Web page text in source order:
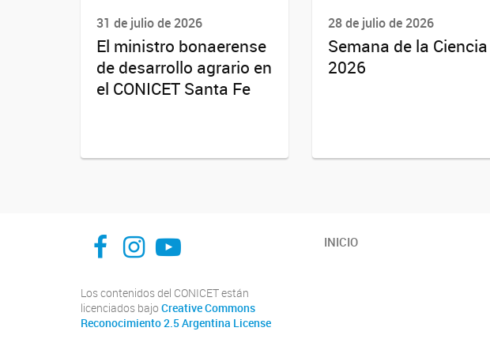
31 de julio de 2026
El ministro bonaerense
de desarrollo agrario en
el CONICET Santa Fe
28 de julio de 2026
Semana de la Ciencia
2026
facebook
instagram
Youtube
Los contenidos del CONICET están
licenciados bajo Creative Commons
Reconocimiento 2.5 Argentina License
INICIO